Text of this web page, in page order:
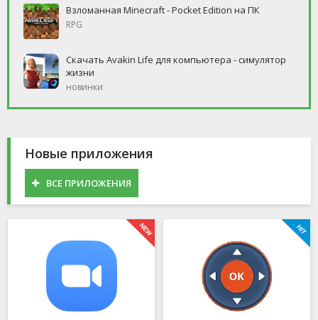
Взломанная Minecraft - Pocket Edition на ПК
RPG
Скачать Avakin Life для компьютера - симулятор
жизни
новинки
Новые приложения
ВСЕ ПРИЛОЖЕНИЯ